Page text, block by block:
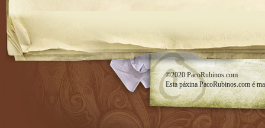
©2020PacoRubinos.com
Esta páxina PacoRubinos.com é
RSS feed